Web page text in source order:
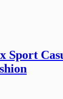
Sport